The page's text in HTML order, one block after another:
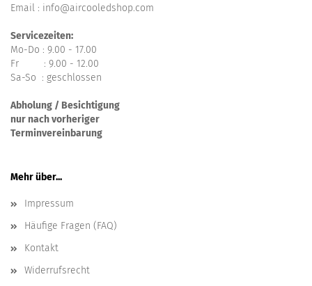
Email : info@aircooledshop.com
Servicezeiten:
Mo-Do : 9.00 - 17.00
Fr : 9.00 - 12.00
Sa-So : geschlossen
Abholung / Besichtigung
nur nach vorheriger
Terminvereinbarung
Mehr über...
Impressum
Häufige Fragen (FAQ)
Kontakt
Widerrufsrecht